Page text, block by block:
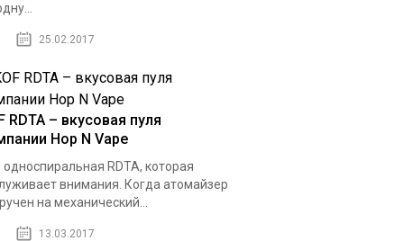
25.02.2017
RDTA – вкусовая пуля
Hop N Vape
односпиральная RDTA, которая
внимания. Когда атомайзер
на механический...
13.03.2017